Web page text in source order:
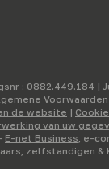
: 0882.449.184 |
Voorwaarden
de website |
van uw
E-net Business , e-
zelfstandigen &